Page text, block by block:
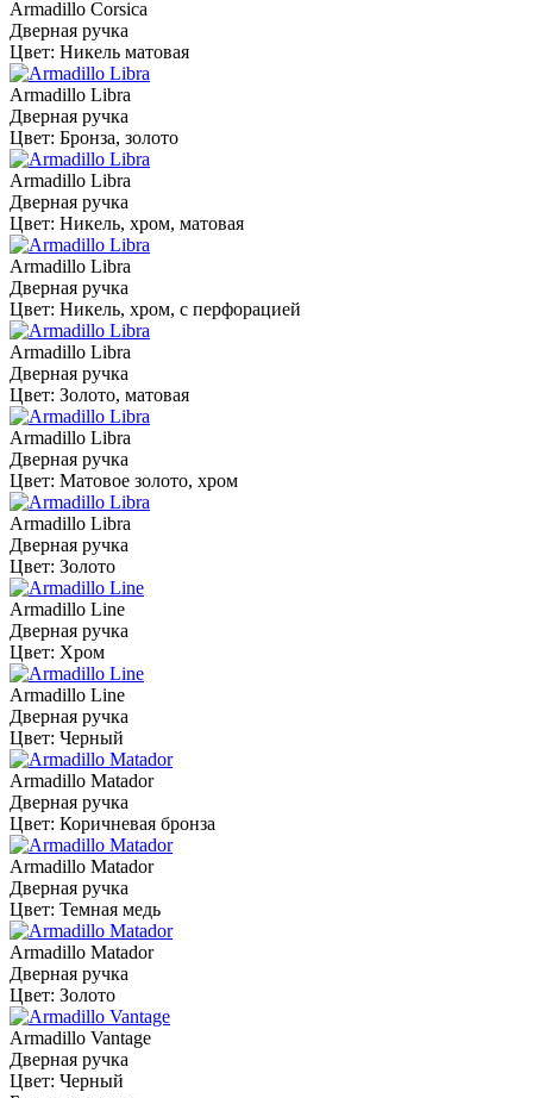
Armadillo Corsica
Дверная ручка
Цвет: Никель матовая
Armadillo Libra
Дверная ручка
Цвет: Бронза, золото
Armadillo Libra
Дверная ручка
Цвет: Никель, хром, матовая
Armadillo Libra
Дверная ручка
Цвет: Никель, хром, с перфорацией
Armadillo Libra
Дверная ручка
Цвет: Золото, матовая
Armadillo Libra
Дверная ручка
Цвет: Матовое золото, хром
Armadillo Libra
Дверная ручка
Цвет: Золото
Armadillo Line
Дверная ручка
Цвет: Хром
Armadillo Line
Дверная ручка
Цвет: Черный
Armadillo Matador
Дверная ручка
Цвет: Коричневая бронза
Armadillo Matador
Дверная ручка
Цвет: Темная медь
Armadillo Matador
Дверная ручка
Цвет: Золото
Armadillo Vantage
Дверная ручка
Цвет: Черный